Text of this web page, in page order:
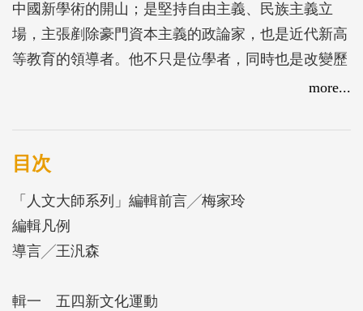
中國新學術的開山；是堅持自由主義、民族主義立
場，主張剷除豪門資本主義的政論家，也是近代新高
等教育的領導者。他不只是位學者，同時也是改變歷
史走向的人物。本選輯圍繞著傅斯年人生重要時期、
重大影響，也考慮在今天閱讀的價值，而從以下四個
面向出發：「五四新文化運動」、「學術論著」、
述，來概括這位在「治學」與「為政」方面都起過關
鍵作用的知識分子。
more...
目次
「人文大師系列」編輯前言╱梅家玲
編輯凡例
導言╱王汎森
輯一 五四新文化運動